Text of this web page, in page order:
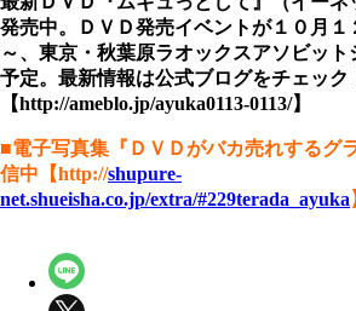
発売中。ＤＶＤ発売イベントが１０月１
～、東京・秋葉原ラオックスアソビッ
予定。最新情報は公式ブログをチェック
【http://ameblo.jp/ayuka0113-0113/】
■電子写真集『ＤＶＤがバカ売れするグ
信中【http://shupure-
net.shueisha.co.jp/extra/#229terada_ayuka